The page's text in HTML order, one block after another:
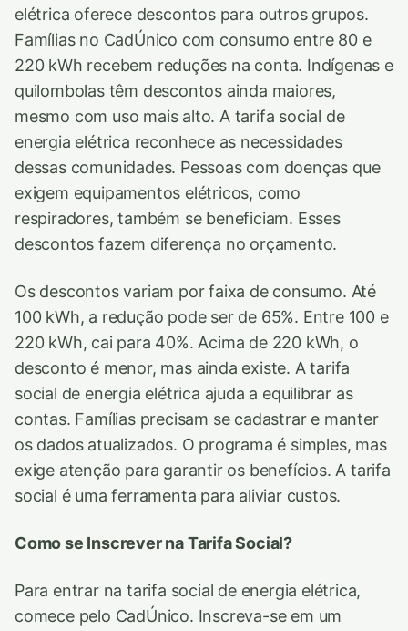
elétrica oferece descontos para outros grupos.
Famílias no CadÚnico com consumo entre 80 e
220 kWh recebem reduções na conta. Indígenas e
quilombolas têm descontos ainda maiores,
mesmo com uso mais alto. A tarifa social de
energia elétrica reconhece as necessidades
dessas comunidades. Pessoas com doenças que
exigem equipamentos elétricos, como
respiradores, também se beneficiam. Esses
descontos fazem diferença no orçamento.
Os descontos variam por faixa de consumo. Até
100 kWh, a redução pode ser de 65%. Entre 100 e
220 kWh, cai para 40%. Acima de 220 kWh, o
desconto é menor, mas ainda existe. A tarifa
social de energia elétrica ajuda a equilibrar as
contas. Famílias precisam se cadastrar e manter
os dados atualizados. O programa é simples, mas
exige atenção para garantir os benefícios. A tarifa
social é uma ferramenta para aliviar custos.
Como se Inscrever na Tarifa Social?
Para entrar na tarifa social de energia elétrica,
comece pelo CadÚnico. Inscreva-se em um